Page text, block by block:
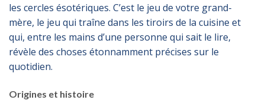
les cercles ésotériques. C’est le jeu de votre grand-
mère, le jeu qui traîne dans les tiroirs de la cuisine et
qui, entre les mains d’une personne qui sait le lire,
révèle des choses étonnamment précises sur le
quotidien.
Origines et histoire